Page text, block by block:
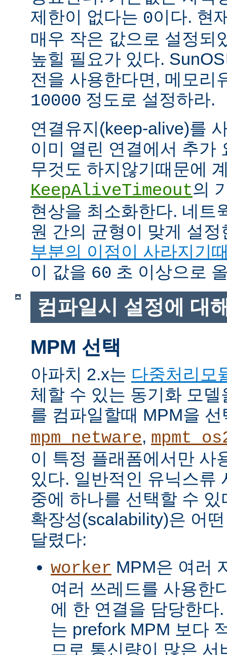
제한이 없다는 0이다. 현
매우 작은 값으로 설정되
높힐 필요가 있다.
전을 사용한다면, 메모리
10000 정도로 설정하라.
연결유지(keep-alive)를
이미 열린 연결에서 추가
무것도 하지않기때문에
KeepAliveTimeout의
현상을 최소화한다. 네트
원 간의 균형이 맞게 설
부분의 이점이 사라지기
이 값을 60 초 이상으로
컴파일시 설정에 대
MPM 선택
아파치 2.x는 다중처리모
체할 수 있는 동기화 모
를 컴파일할때 MPM을
mpm_netware,
이 특정 플래폼에서만 사
있다. 일반적인 유닉스류
중에 하나를 선택할 수
확장성(scalability)은 어
달렸다:
worker MPM은 여러
여러 쓰레드를 사용한
에 한 연결을 담당한다
는 prefork MPM 보다
므로 통신량이 많은 서